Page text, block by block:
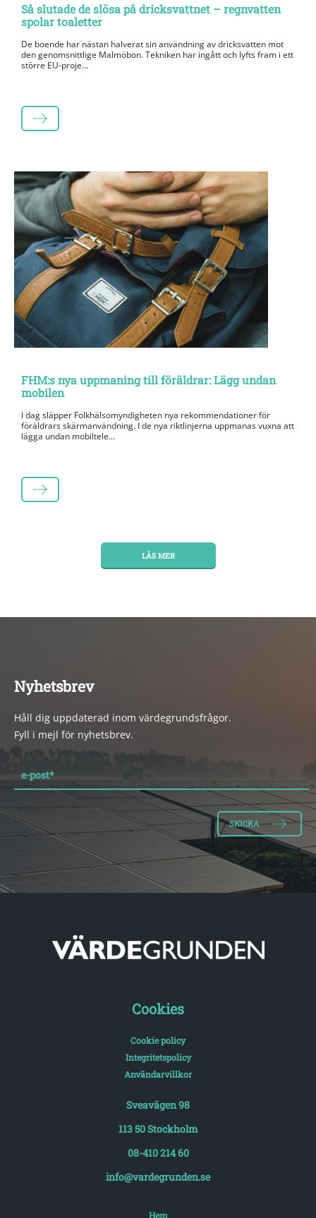
Så slutade de slösa på dricksvattnet – regnvatten
spolar toaletter
De boende har nästan halverat sin användning av dricksvatten mot
den genomsnittlige Malmöbon. Tekniken har ingått och lyfts fram i ett
större EU-proje...
LÄS MER
FHM:s nya uppmaning till föräldrar: Lägg undan
mobilen
I dag släpper Folkhälsomyndigheten nya rekommendationer för
föräldrars skärmanvändning. I de nya riktlinjerna uppmanas vuxna att
lägga undan mobiltele...
LÄS MER
LÄS MER
Nyhetsbrev
Håll dig uppdaterad inom värdegrundsfrågor.
Fyll i mejl för nyhetsbrev.
e-post*
Cookies
Cookie policy
Integritetspolicy
Användarvillkor
Sveavägen 98
113 50 Stockholm
08-410 214 60
info@vardegrunden.se
Hem